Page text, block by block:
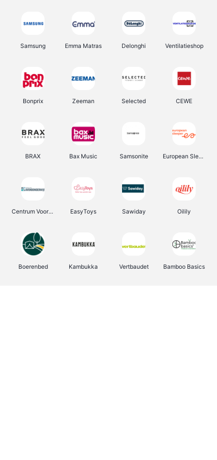
Samsung Emma Matras Delonghi Ventilatieshop
Bonprix Zeeman Selected CEWE
BRAX Bax Music Samsonite European Sleeper
Centrum Voor Avondonderwijs EasyToys Sawiday Oilily
Boerenbed Kambukka Vertbaudet Bamboo Basics